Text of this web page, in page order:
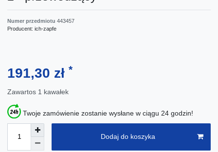
Numer przedmiotu 443457
Producent: ich-zapfe
191,30 zł *
Zawartos 1 kawałek
Twoje zamówienie zostanie wysłane w ciągu 24 godzin!
Dodaj do koszyka